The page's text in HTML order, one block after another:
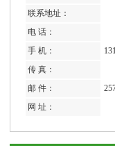
联系地址：
电 话：
手 机：
传 真：
邮 件：
网 址：